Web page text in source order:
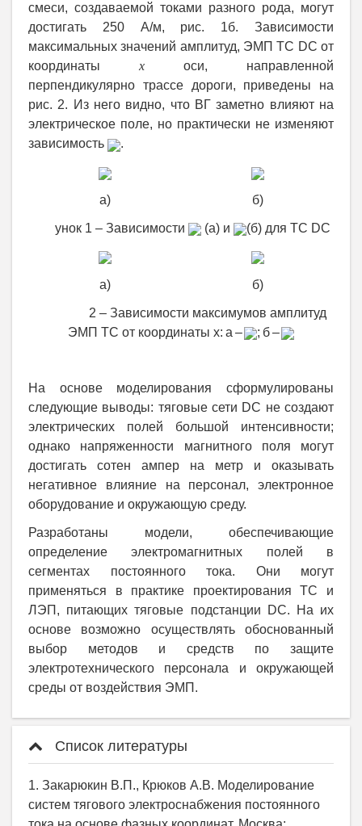
смеси, создаваемой токами разного рода, могут
достигать 250 А/м, рис. 1б. Зависимости
максимальных значений амплитуд, ЭМП ТС DC от
координаты х оси, направленной
перпендикулярно трассе дороги, приведены на
рис. 2. Из него видно, что ВГ заметно влияют на
электрическое поле, но практически не изменяют
зависимость
.
а) б)
унок 1 – Зависимости (а) и (б) для ТС DC
а) б)
2 – Зависимости максимумов амплитуд
ЭМП ТС от координаты х: а – ; б –
На основе моделирования сформулированы
следующие выводы: тяговые сети DC не создают
электрических полей большой интенсивности;
однако напряженности магнитного поля могут
достигать сотен ампер на метр и оказывать
негативное влияние на персонал, электронное
оборудование и окружающую среду.
Разработаны модели, обеспечивающие
определение электромагнитных полей в
сегментах постоянного тока. Они могут
применяться в практике проектирования ТС и
ЛЭП, питающих тяговые подстанции
DC. На их
основе возможно осуществлять обоснованный
выбор методов и средств по защите
электротехнического персонала и окружающей
среды от воздействия ЭМП.
Список литературы
1. Закарюкин В.П., Крюков А.В. Моделирование
систем тягового электроснабжения постоянного